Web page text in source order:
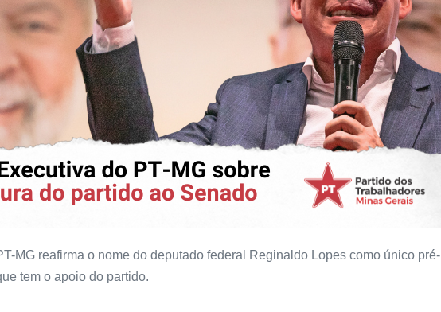
MG reafirma o nome do deputado federal Reginaldo Lopes como único pré-
tem o apoio do partido.